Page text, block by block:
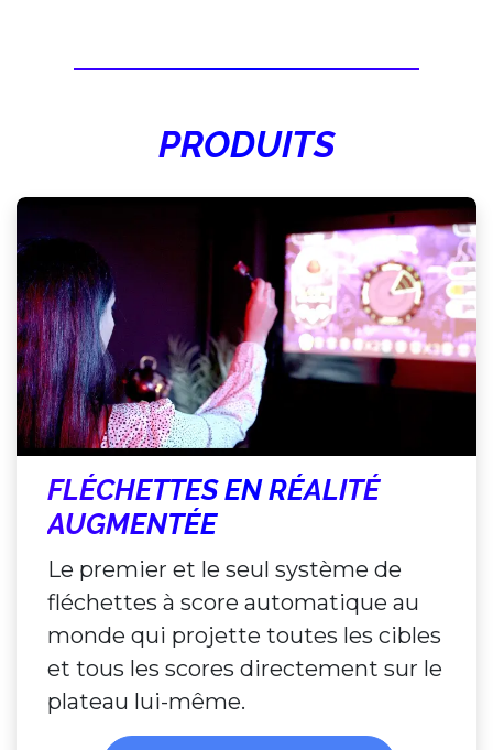
PRODUITS
FLÉCHETTES EN RÉALITÉ
AUGMENTÉE
Le premier et le seul système de
fléchettes à score automatique au
monde qui projette toutes les cibles
et tous les scores directement sur le
plateau lui-même.